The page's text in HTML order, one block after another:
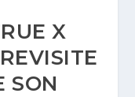
X
SON